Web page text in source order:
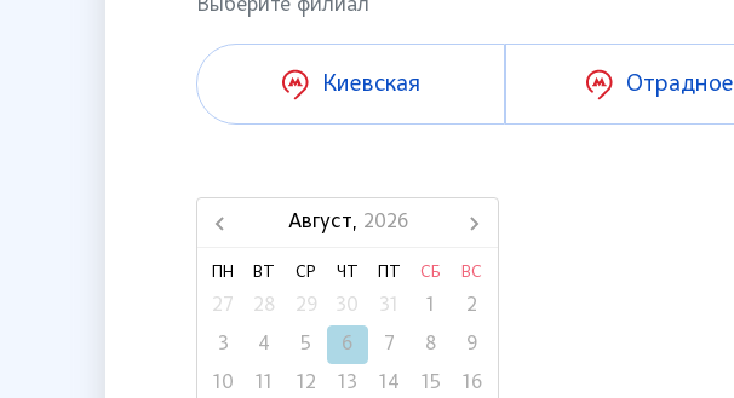
Выберите филиал
Киевская Отрадное
Август, 2026
ПН ВТ СР ЧТ ПТ СБ ВС
27 28 29 30 31 1
2
3
4 5 6 7 8
9
10
11 12 13 14 15
16